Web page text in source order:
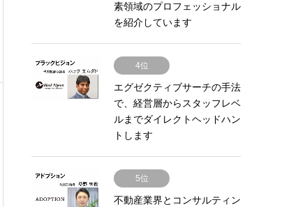
素領域のプロフェッショナル
を紹介しています
4位
エグゼクティブサーチの手法
で、経営層からスタッフレベ
ルまでダイレクトヘッドハン
トします
5位
不動産業界とコンサルティン